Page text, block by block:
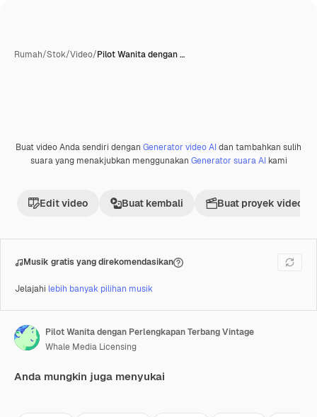
Rumah/Stok/Video/Pilot Wanita dengan …
Premium
Buat video Anda sendiri dengan Generator video AIdan tambahkan sulih
suara yang menakjubkan menggunakan Generator suara AIkami
Edit video Buat kembali Buat proyek video
Musik gratis yang direkomendasikan
Jelajahi lebih banyak pilihan musik
Pilot Wanita dengan Perlengkapan Terbang Vintage
Whale Media Licensing
Anda mungkin juga menyukai